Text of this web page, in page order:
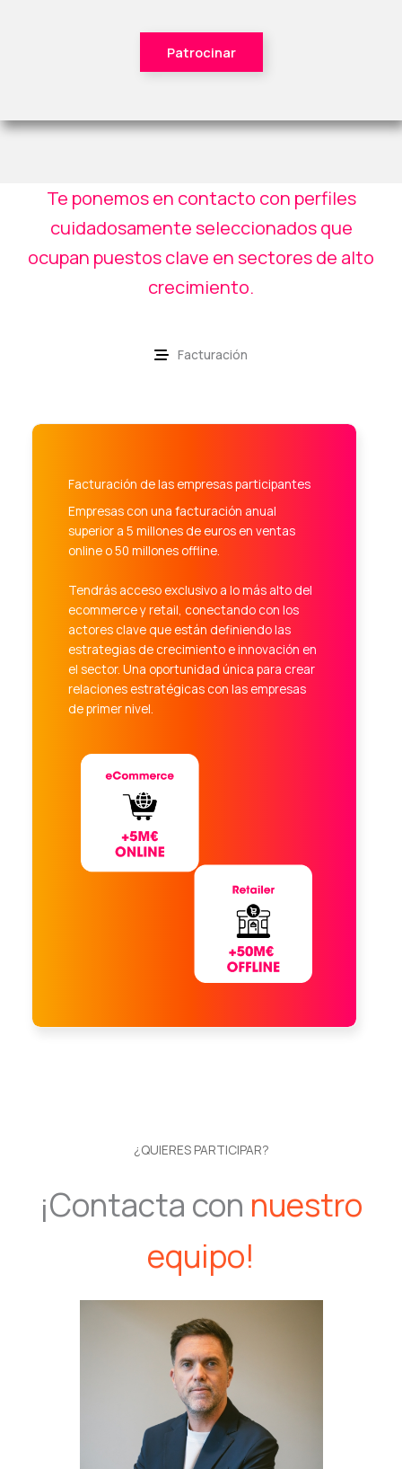
Patrocinar
Te ponemos en contacto con perfiles
cuidadosamente seleccionados que
ocupan puestos clave en sectores de alto
crecimiento.
Facturación
Facturación de las empresas participantes
Empresas con una facturación anual
superior a 5 millones de euros en ventas
online o 50 millones offline.
Tendrás acceso exclusivo a lo más alto del
ecommerce y retail, conectando con los
actores clave que están definiendo las
estrategias de crecimiento e innovación en
el sector. Una oportunidad única para crear
relaciones estratégicas con las empresas
de primer nivel.
¿QUIERES PARTICIPAR?
¡Contacta con nuestro
equipo!